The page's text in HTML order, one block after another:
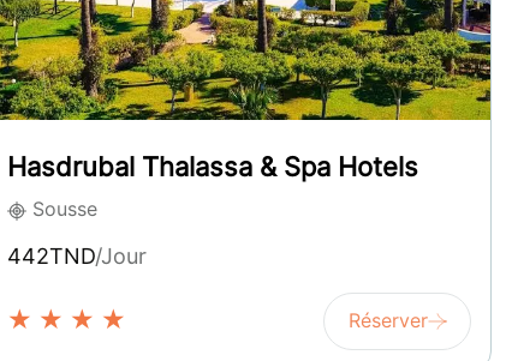
Hasdrubal Thalassa & Spa Hotels
Sousse
442TND/Jour
★ ★ ★ ★ Réserver